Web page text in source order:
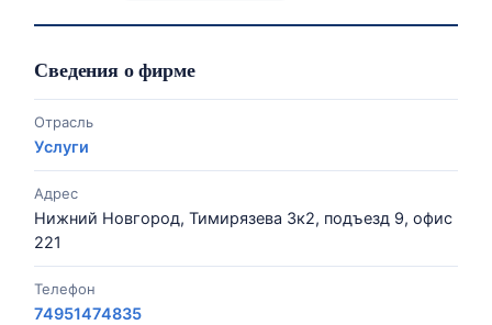
Сведения о фирме
Отрасль
Услуги
Адрес
Нижний Новгород, Тимирязева 3к2, подъезд 9, офис
221
Телефон
74951474835